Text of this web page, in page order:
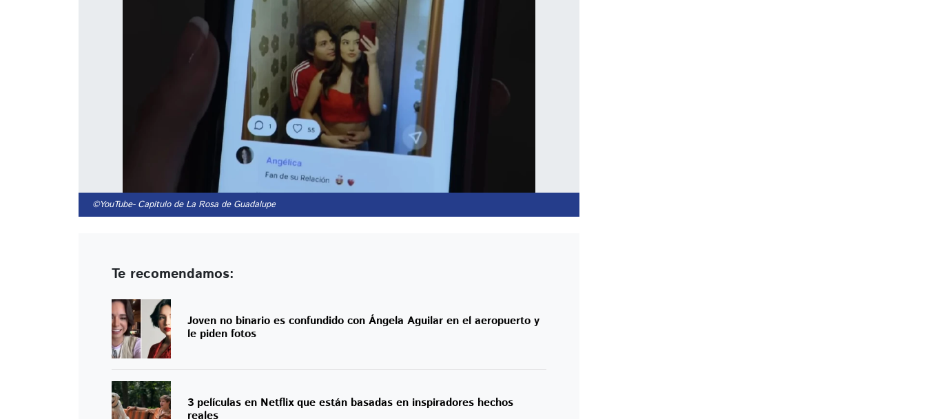
©YouTube- Capítulo de La Rosa de Guadalupe
Te recomendamos:
Joven no binario es confundido con Ángela Aguilar en el aeropuerto y
le piden fotos
3 películas en Netflix que están basadas en inspiradores hechos
reales